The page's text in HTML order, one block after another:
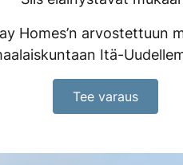
Homes’n arvostettuun
Itä-
Tee varaus